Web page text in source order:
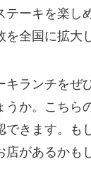
テーキを楽し
全国に拡大
キランチをぜ
うか。こちら
できます。も
があるかも